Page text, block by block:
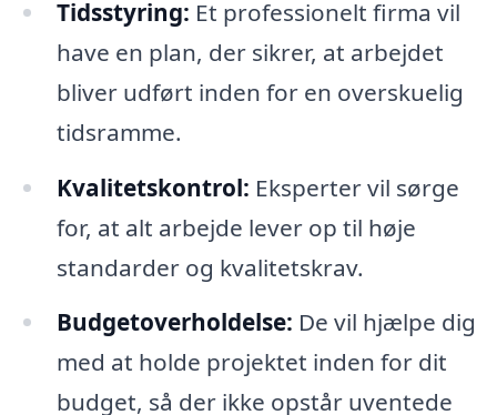
Tidsstyring: Et professionelt firma vil
have en plan, der sikrer, at arbejdet
bliver udført inden for en overskuelig
tidsramme.
Kvalitetskontrol: Eksperter vil sørge
for, at alt arbejde lever op til høje
standarder og kvalitetskrav.
Budgetoverholdelse: De vil hjælpe dig
med at holde projektet inden for dit
budget, så der ikke opstår uventede